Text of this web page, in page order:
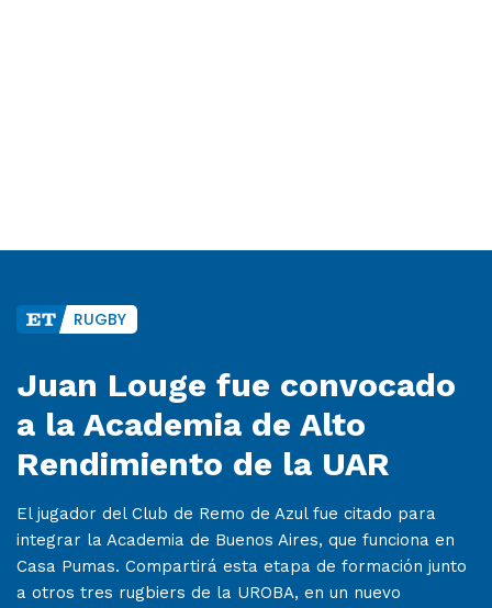
RUGBY
Juan Louge fue convocado
a la Academia de Alto
Rendimiento de la UAR
El jugador del Club de Remo de Azul fue citado para
integrar la Academia de Buenos Aires, que funciona en
Casa Pumas. Compartirá esta etapa de formación junto
a otros tres rugbiers de la UROBA, en un nuevo